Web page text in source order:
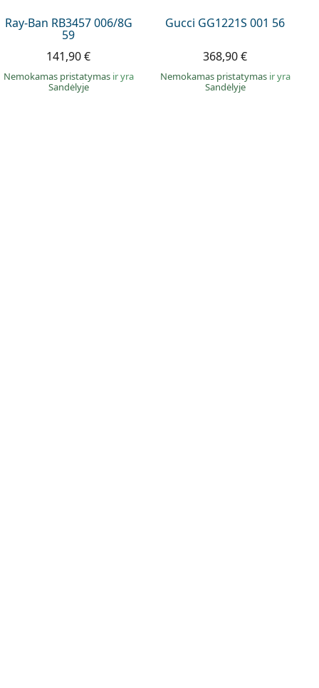
Ray-Ban RB3457 006/8G
59
141,90 €
Nemokamas pristatymas ir yra
Sandėlyje
Gucci GG1221S 001 56
368,90 €
Nemokamas pristatymas ir yra
Sandėlyje